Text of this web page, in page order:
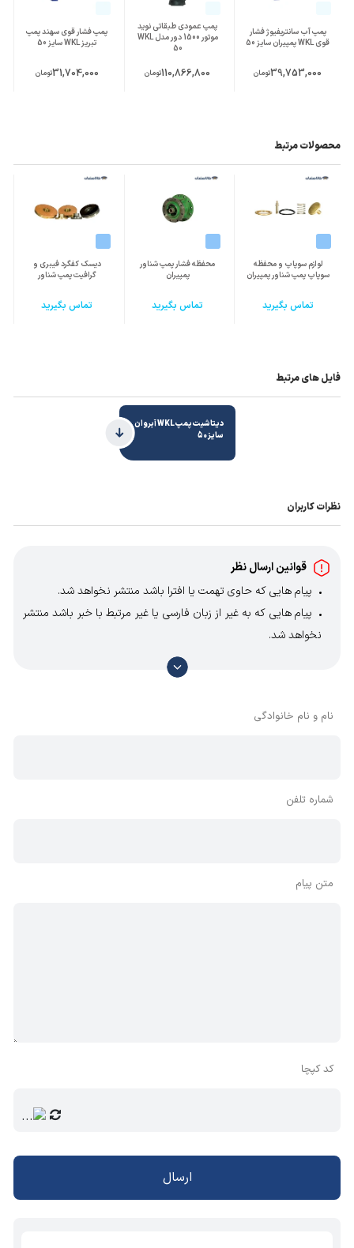
پمپ آب سانتریفیوژ فشار
قوی WKL پمپیران سایز 50
39,753,000تومان
پمپ عمودی طبقاتی نوید
موتور 1500 دور مدل WKL
50
110,866,800تومان
پمپ فشار قوی سهند پمپ
تبریز WKL سایز 50
31,704,000تومان
محصولات مرتبط
لوازم سوپاپ و محفظه
سوپاپ پمپ شناور پمپیران
تماس بگیرید
محفظه فشار پمپ شناور
پمپیران
تماس بگیرید
دیسک کفگرد فیبری و
گرافیت پمپ شناور
تماس بگیرید
فایل های مرتبط
دیتاشیت پمپ WKL آبروان
سایز 50
نظرات کاربران
قوانین ارسال نظر
پیام هایی که حاوی تهمت یا افترا باشد منتشر نخواهد شد.
پیام هایی که به غیر از زبان فارسی یا غیر مرتبط با خبر باشد منتشر
نخواهد شد.
با توجه به آن که امکان موافقت یا مخالفت با محتوای نظرات
وجود دارد، معمولا نظراتی که محتوای مشابه دارند، انتشار نمی‌یابند
نام و نام خانوادگی
شماره تلفن
متن پیام
کد کپچا
ارسال